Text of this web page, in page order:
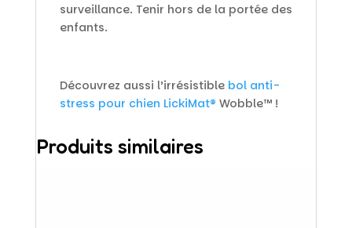
surveillance. Tenir hors de la portée des
enfants.
Découvrez aussi l’irrésistible bol anti-
stress pour chien LickiMat® Wobble™ !
Produits similaires